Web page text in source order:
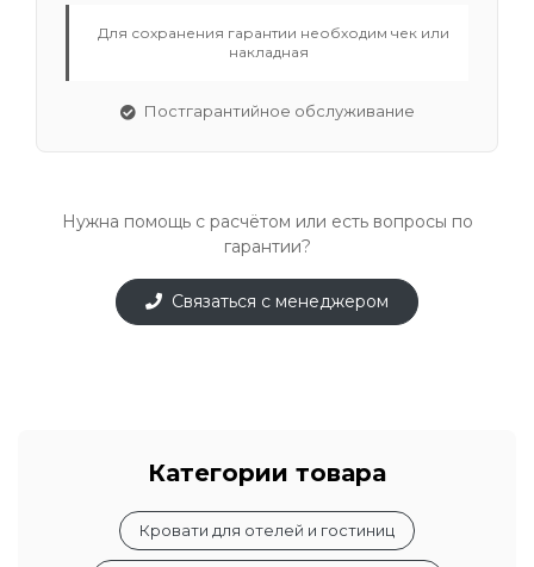
Для сохранения гарантии необходим чек или
накладная
Постгарантийное обслуживание
Нужна помощь с расчётом или есть вопросы по
гарантии?
Связаться с менеджером
Категории товара
Кровати для отелей и гостиниц